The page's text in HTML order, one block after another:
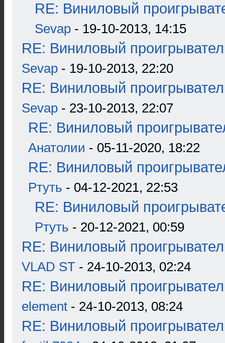
RE: Виниловый
Sevap - 19-10-2013, 14:15
RE: Виниловый
Sevap - 19-10-2013, 22:20
RE: Виниловый
Sevap - 23-10-2013, 22:07
RE: Виниловый
Анатолии - 05-11-2020, 18:22
RE: Виниловый
Ртуть - 04-12-2021, 22:53
RE: Виниловый
Ртуть - 20-12-2021, 00:59
RE: Виниловый
VLAD ST - 24-10-2013, 02:24
RE: Виниловый
element - 24-10-2013, 08:24
RE: Виниловый